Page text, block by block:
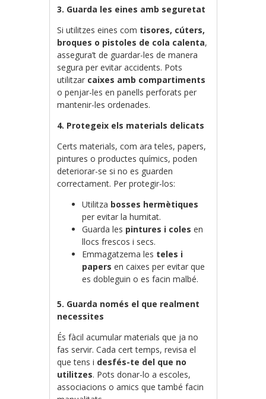
3. Guarda les eines amb seguretat
Si utilitzes eines com tisores, cúters,
broques o pistoles de cola calenta,
assegura’t de guardar-les de manera
segura per evitar accidents. Pots
utilitzar caixes amb compartiments
o penjar-les en panells perforats per
mantenir-les ordenades.
4. Protegeix els materials delicats
Certs materials, com ara teles, papers,
pintures o productes químics, poden
deteriorar-se si no es guarden
correctament. Per protegir-los:
Utilitza bosses hermètiques
per evitar la humitat.
Guarda les pintures i coles en
llocs frescos i secs.
Emmagatzema les teles i
papers en caixes per evitar que
es dobleguin o es facin malbé.
5. Guarda només el que realment
necessites
És fàcil acumular materials que ja no
fas servir. Cada cert temps, revisa el
que tens i desfés-te del que no
utilitzes. Pots donar-lo a escoles,
associacions o amics que també facin